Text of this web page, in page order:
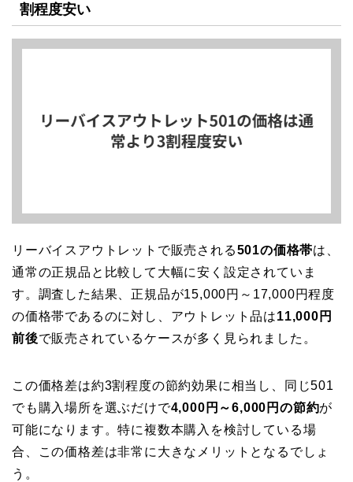
割程度安い
リーバイスアウトレットで販売される501の価格帯は、
通常の正規品と比較して大幅に安く設定されていま
す。調査した結果、正規品が15,000円～17,000円程度
の価格帯であるのに対し、アウトレット品は11,000円
前後で販売されているケースが多く見られました。
この価格差は約3割程度の節約効果に相当し、同じ501
でも購入場所を選ぶだけで4,000円～6,000円の節約が
可能になります。特に複数本購入を検討している場
合、この価格差は非常に大きなメリットとなるでしょ
う。